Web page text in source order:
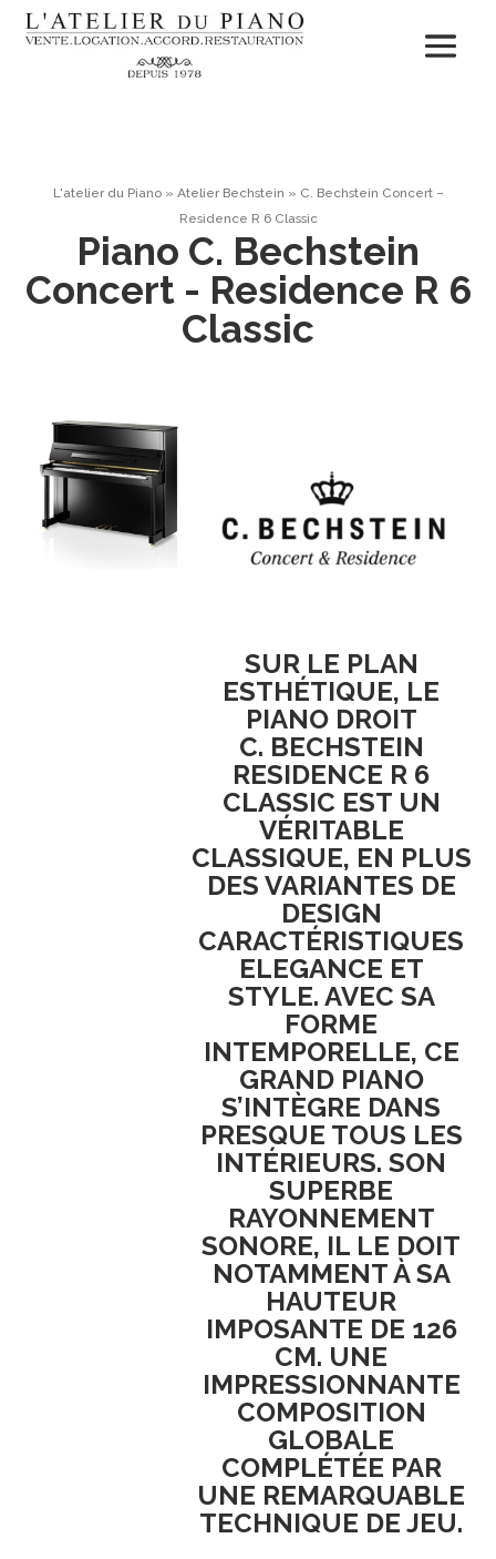
L'atelier du Piano» Atelier Bechstein » C. Bechstein Concert –
Residence R 6 Classic
Piano C. Bechstein
Concert - Residence R 6
Classic
SUR LE PLAN
ESTHÉTIQUE, LE
PIANO DROIT
C. BECHSTEIN
RESIDENCE R 6
CLASSIC EST UN
VÉRITABLE
CLASSIQUE, EN PLUS
DES VARIANTES DE
DESIGN
CARACTÉRISTIQUES
ELEGANCE ET
STYLE. AVEC SA
FORME
INTEMPORELLE, CE
GRAND PIANO
S’INTÈGRE DANS
PRESQUE TOUS LES
INTÉRIEURS. SON
SUPERBE
RAYONNEMENT
SONORE, IL LE DOIT
NOTAMMENT À SA
HAUTEUR
IMPOSANTE DE 126
CM. UNE
IMPRESSIONNANTE
COMPOSITION
GLOBALE
COMPLÉTÉE PAR
UNE REMARQUABLE
TECHNIQUE DE JEU.